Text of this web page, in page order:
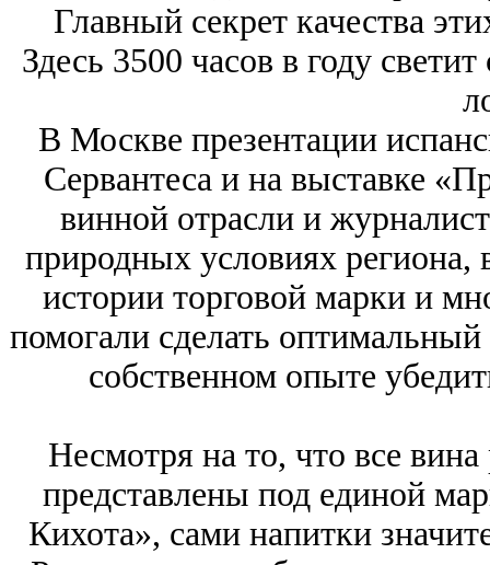
Главный секрет качества
Здесь 3500 часов в году
В Москве презентации
Сервантеса и на выставке
винной отрасли и
природных условиях
истории торговой марки и
помогали сделать
собственном опыте
Несмотря на то, что все
представлены под единой
Кихота», сами напитки